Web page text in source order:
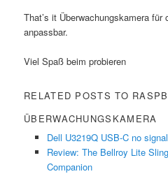
That’s it Überwachungskamera
anpassbar.
Viel Spaß beim probieren
RELATED POSTS TO
ÜBERWACHUNGSKAMERA
Dell U3219Q USB-C no
Review: The Bellroy Lite
Companion